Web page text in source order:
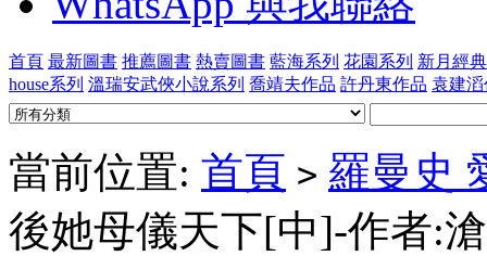
首頁 最新圖書 推薦圖書 熱賣圖書 藍海系列 花園系列 新月經
house系列 溫瑞安武俠小說系列 喬靖夫作品 許丹東作品 袁建
當前位置: 首頁 > 羅曼史
後她母儀天下[中]-作者: